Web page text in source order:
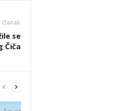
članak
se
Čiča